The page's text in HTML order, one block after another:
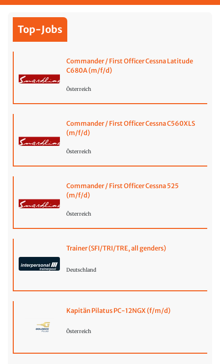
Top-Jobs
Commander / First Officer Cessna Latitude
C680A (m/f/d)
Österreich
Commander / First Officer Cessna C560XLS
(m/f/d)
Österreich
Commander / First Officer Cessna 525
(m/f/d)
Österreich
Trainer (SFI/TRI/TRE, all genders)
Deutschland
Kapitän Pilatus PC-12NGX (f/m/d)
Österreich